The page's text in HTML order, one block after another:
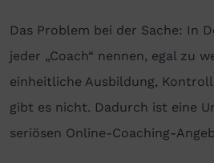
Das Problem bei der Sache: In
jeder „Coach“ nennen, egal zu
einheitliche Ausbildung,
gibt es nicht. Dadurch ist eine
seriösen Online-Coaching-